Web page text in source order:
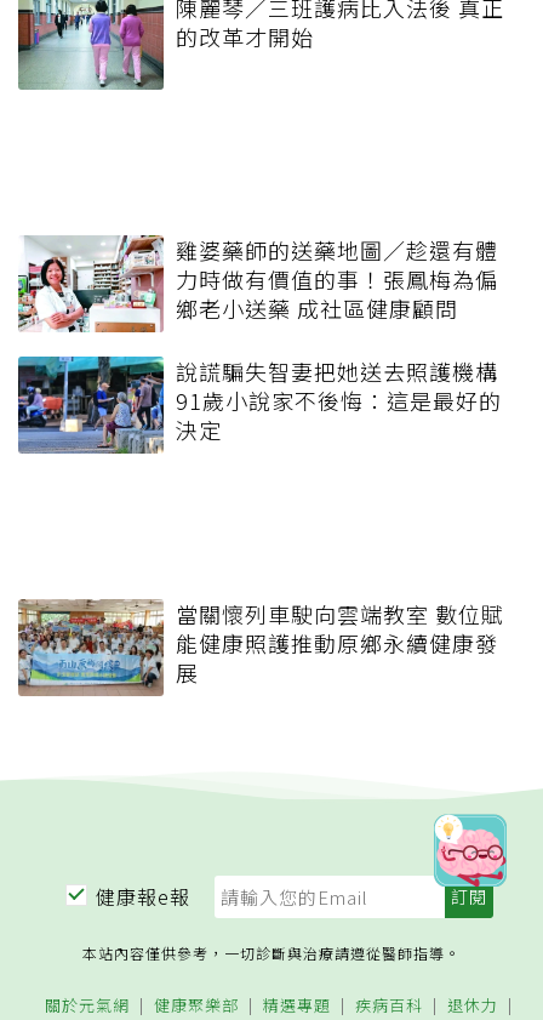
陳麗琴／三班護病比入法後 真正
的改革才開始
雞婆藥師的送藥地圖／趁還有體
力時做有價值的事！張鳳梅為偏
鄉老小送藥 成社區健康顧問
說謊騙失智妻把她送去照護機構
91歲小說家不後悔：這是最好的
決定
當關懷列車駛向雲端教室 數位賦
能健康照護推動原鄉永續健康發
展
健康報e報
本站內容僅供參考，一切診斷與治療請遵從醫師指導。
關於元氣網 健康聚樂部 精選專題 疾病百科 退休力